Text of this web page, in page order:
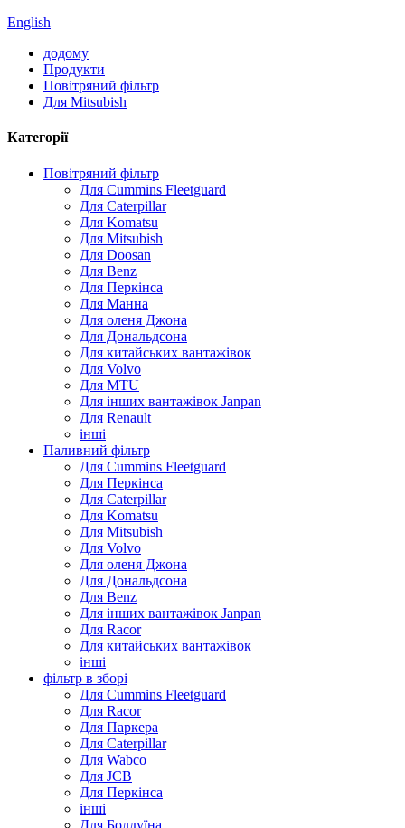
English
додому
Продукти
Повітряний фільтр
Для Mitsubish
Категорії
Повітряний фільтр
Для Cummins Fleetguard
Для Caterpillar
Для Komatsu
Для Mitsubish
Для Doosan
Для Benz
Для Перкінса
Для Манна
Для оленя Джона
Для Дональдсона
Для китайських вантажівок
Для Volvo
Для MTU
Для інших вантажівок Janpan
Для Renault
інші
Паливний фільтр
Для Cummins Fleetguard
Для Перкінса
Для Caterpillar
Для Komatsu
Для Mitsubish
Для Volvo
Для оленя Джона
Для Дональдсона
Для Benz
Для інших вантажівок Janpan
Для Racor
Для китайських вантажівок
інші
фільтр в зборі
Для Cummins Fleetguard
Для Racor
Для Паркера
Для Caterpillar
Для Wabco
Для JCB
Для Перкінса
інші
Для Болдуїна